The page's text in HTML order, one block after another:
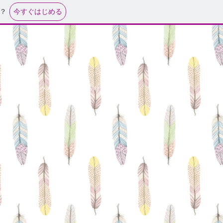
今すぐはじめる
アクセス ギャラリー